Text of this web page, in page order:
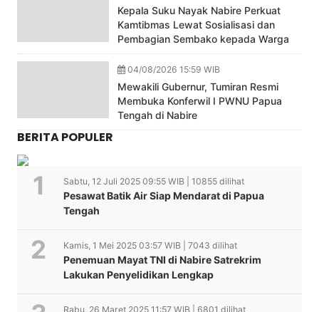
Kepala Suku Nayak Nabire Perkuat
Kamtibmas Lewat Sosialisasi dan
Pembagian Sembako kepada Warga
04/08/2026 15:59 WIB
Mewakili Gubernur, Tumiran Resmi
Membuka Konferwil I PWNU Papua
Tengah di Nabire
BERITA POPULER
Sabtu, 12 Juli 2025 09:55 WIB | 10855 dilihat
Pesawat Batik Air Siap Mendarat di Papua
Tengah
Kamis, 1 Mei 2025 03:57 WIB | 7043 dilihat
Penemuan Mayat TNI di Nabire Satrekrim
Lakukan Penyelidikan Lengkap
Rabu, 26 Maret 2025 11:57 WIB | 6801 dilihat